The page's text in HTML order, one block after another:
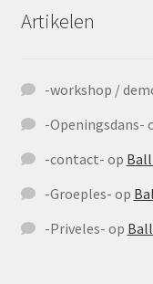
Artikelen
-workshop /
-Openingsdans-
-contact- op
-Groeples- op
-Priveles- op